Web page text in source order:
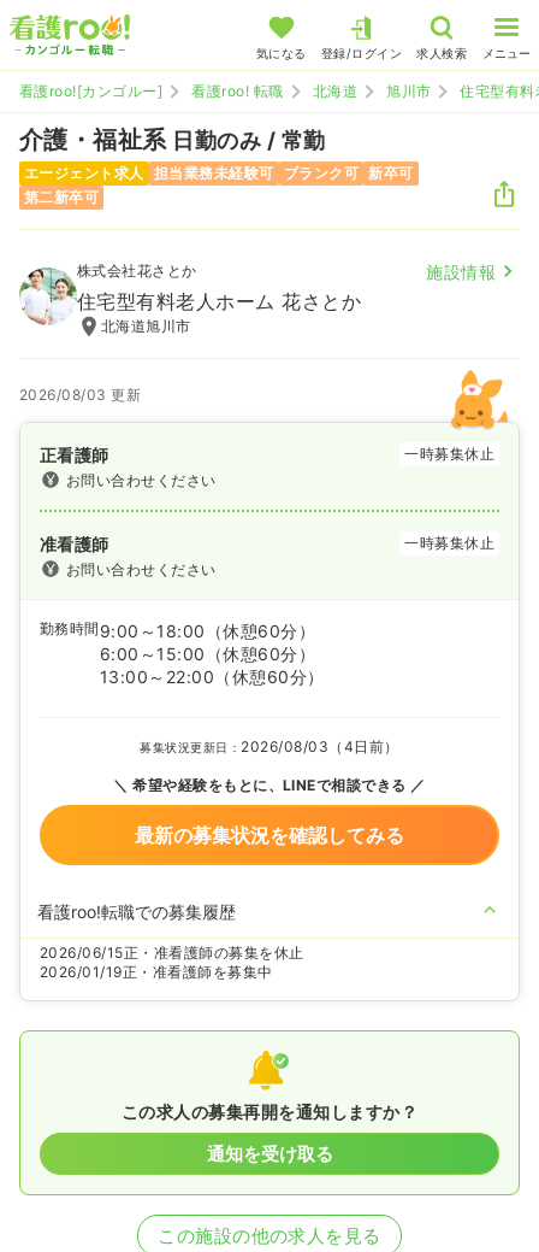
気になる 登録/ログイン 求人検索 メニュー
看護roo![カンゴルー] 看護roo! 転職 北海道 旭川市 住宅型有
介護・福祉系 日勤のみ / 常勤
エージェント求人 担当業務未経験可 ブランク可 新卒可
第二新卒可
株式会社花さとか 施設情報
住宅型有料老人ホーム 花さとか
北海道旭川市
2026/08/03 更新
正看護師
一時募集休止
お問い合わせください
准看護師
一時募集休止
お問い合わせください
勤務時間 9:00～18:00
（休憩60分）
6:00～15:00
（休憩60分）
13:00～22:00 （休憩60分）
募集状況更新日： 2026/08/03（4日前）
希望や経験をもとに、LINEで相談できる
最新の募集状況を確認してみる
看護roo!転職での募集履歴
2026/06/15正・准看護師の募集を休止
2026/01/19正・准看護師を募集中
この求人の募集再開を通知しますか？
通知を受け取る
この施設の他の求人を見る